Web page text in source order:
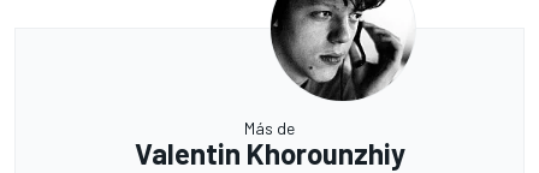
Más de
Valentin Khorounzhiy